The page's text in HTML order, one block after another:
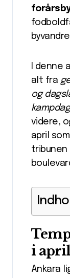
I denne
alt fra
og
videre,
april
tribunen
i april
Ankara